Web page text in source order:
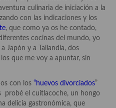
celebres, cocineros, críticos,
culinaria de iniciación a la
con las indicaciones y los
, que como ya os he contado,
cocinas del mundo, yo
Japón y a Tailandia, dos
que me voy a apuntar, sin
con los “ huevos divorciados”
probé el cuitlacoche, un hongo
delicia gastronómica, que